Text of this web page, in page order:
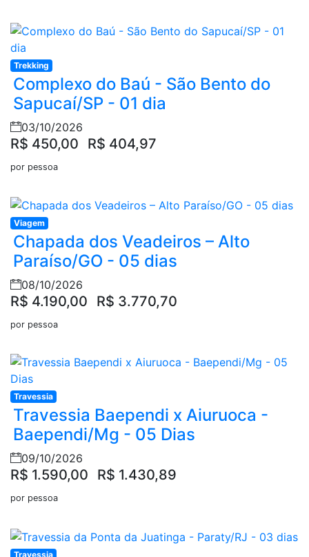
Trekking
Complexo do Baú - São Bento do
Sapucaí/SP - 01 dia
03/10/2026
R$ 450,00 R$ 404,97
por pessoa
Viagem
Chapada dos Veadeiros – Alto
Paraíso/GO - 05 dias
08/10/2026
R$ 4.190,00 R$ 3.770,70
por pessoa
Travessia
Travessia Baependi x Aiuruoca -
Baependi/Mg - 05 Dias
09/10/2026
R$ 1.590,00 R$ 1.430,89
por pessoa
Travessia